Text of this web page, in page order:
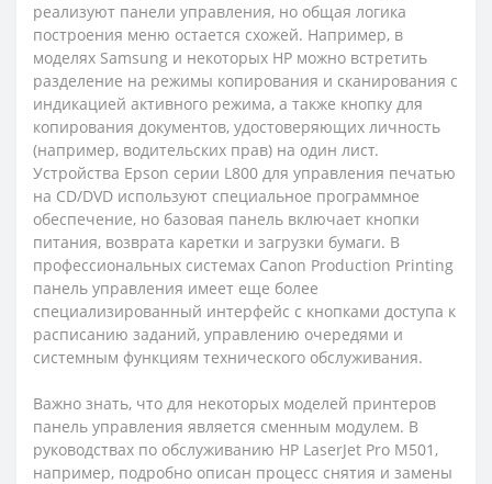
реализуют панели управления, но общая логика
построения меню остается схожей. Например, в
моделях Samsung и некоторых HP можно встретить
разделение на режимы копирования и сканирования с
индикацией активного режима, а также кнопку для
копирования документов, удостоверяющих личность
(например, водительских прав) на один лист.
Устройства Epson серии L800 для управления печатью
на CD/DVD используют специальное программное
обеспечение, но базовая панель включает кнопки
питания, возврата каретки и загрузки бумаги. В
профессиональных системах Canon Production Printing
панель управления имеет еще более
специализированный интерфейс с кнопками доступа к
расписанию заданий, управлению очередями и
системным функциям технического обслуживания.
Важно знать, что для некоторых моделей принтеров
панель управления является сменным модулем. В
руководствах по обслуживанию HP LaserJet Pro M501,
например, подробно описан процесс снятия и замены